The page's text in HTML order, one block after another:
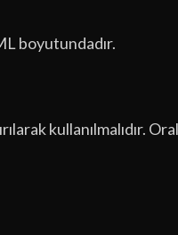
boyutundadır.
kullanılmalıdır.